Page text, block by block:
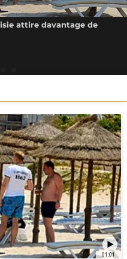
attire davantage de
01:01